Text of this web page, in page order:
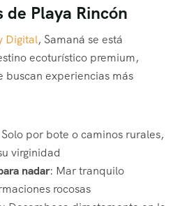
Playa Rincón
Digital, Samaná se está
ecoturístico premium,
buscan experiencias más
Solo por bote o caminos rurales,
virginidad
nadar: Mar tranquilo
rocosas